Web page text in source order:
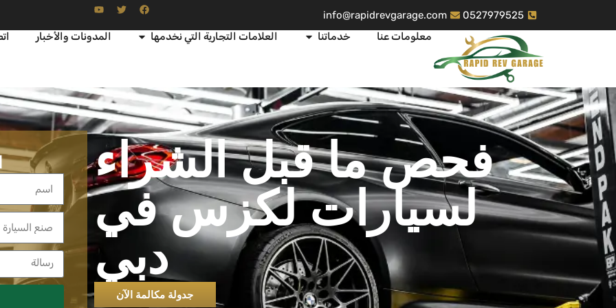
0527979525
info@rapidrevgarage.com
معلومات عنا
خدماتنا العلامات التجارية التي نخدمها المدونات والأخبار
فحص ما قبل الشراء
لسيارات لكزس في
دبي
جدولة مكالمة الآن